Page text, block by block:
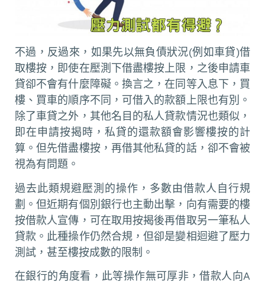
不過，反過來，如果先以無負債狀況(例如車貸)借
取樓按，即使在壓測下借盡樓按上限，之後申請車
貸卻不會有什麼障礙。換言之，在同等入息下，買
樓、買車的順序不同，可借入的款額上限也有別。
除了車貸之外，其他名目的私人貸款情況也類似，
即在申請按揭時，私貸的還款額會影響樓按的計
算。但先借盡樓按，再借其他私貸的話，卻不會被
視為有問題。
過去此類規避壓測的操作，多數由借款人自行規
劃。但近期有個別銀行也主動出擊，向有需要的樓
按借款人宣傳，可在取用按揭後再借取另一筆私人
貸款。此種操作仍然合規，但卻是變相迴避了壓力
測試，甚至樓按成數的限制。
在銀行的角度看，此等操作無可厚非，借款人向A